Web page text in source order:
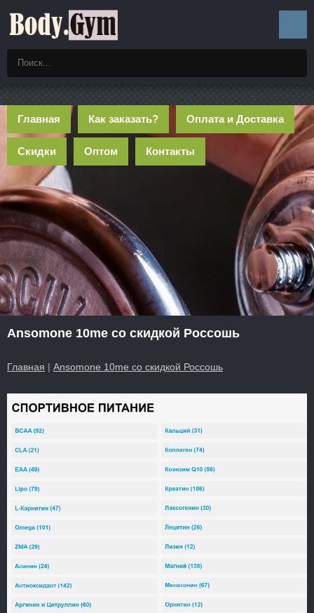
Главная Как заказать? Оплата и Доставка
Скидки Оптом Контакты
Ansomone 10me со скидкой Россошь
Главная | Ansomone 10me со скидкой Россошь